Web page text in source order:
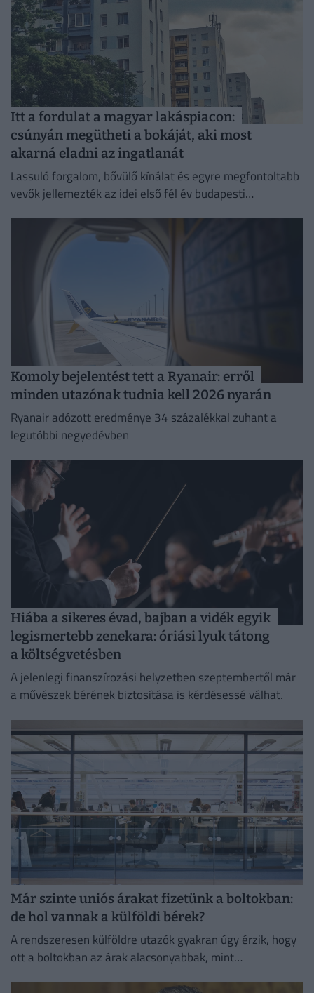
Itt a fordulat a magyar lakáspiacon:
csúnyán megütheti a bokáját, aki most
akarná eladni az ingatlanát
Lassuló forgalom, bővülő kínálat és egyre megfontoltabb
vevők jellemezték az idei első fél év budapesti
Komoly bejelentést tett a Ryanair: erről
minden utazónak tudnia kell 2026 nyarán
Ryanair adózott eredménye 34 százalékkal zuhant a
legutóbbi negyedévben
Hiába a sikeres évad, bajban a vidék egyik
legismertebb zenekara: óriási lyuk tátong
a költségvetésben
A jelenlegi finanszírozási helyzetben szeptembertől már
a művészek bérének biztosítása is kérdésessé válhat.
Már szinte uniós árakat fizetünk a boltokban:
de hol vannak a külföldi bérek?
A rendszeresen külföldre utazók gyakran úgy érzik, hogy
ott a boltokban az árak alacsonyabbak, mint